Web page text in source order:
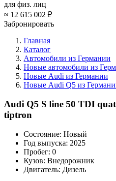
для физ. лиц
≈ 12 615 002 ₽
Забронировать
Главная
Каталог
Автомобили из Германии
Новые автомобили из
Новые Audi из Германии
Новые Audi Q5 из
Audi Q5 S line 50 TDI
tiptron
Состояние: Новый
Год выпуска: 2025
Пробег: 0
Кузов: Внедорожник
Двигатель: Дизель